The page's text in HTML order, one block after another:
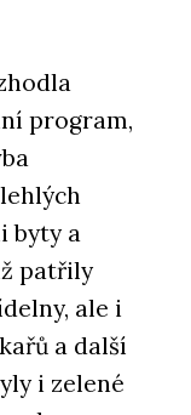
program,
byty a
patřily
ale i
a další
i zelené